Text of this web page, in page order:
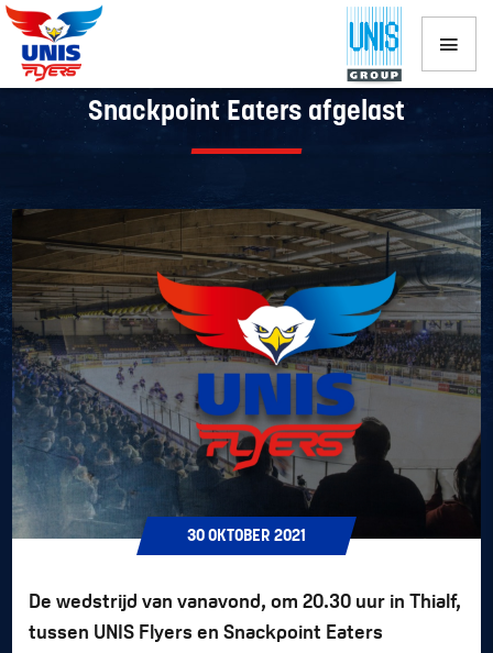
Wedstrijd tussen UNIS Flyers en
Snackpoint Eaters afgelast
30 OKTOBER 2021
De wedstrijd van vanavond, om 20.30 uur in Thialf,
tussen UNIS Flyers en Snackpoint Eaters